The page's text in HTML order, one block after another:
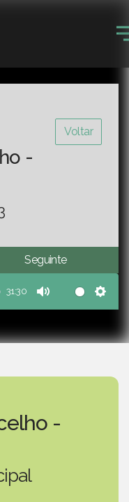
Voltar
-
Seguinte
31:30
Mute
-